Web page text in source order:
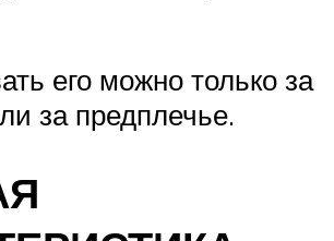
его можно только за
за предплечье.